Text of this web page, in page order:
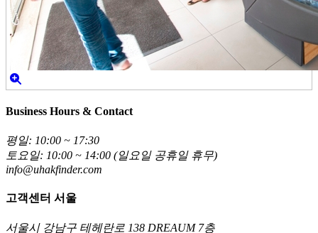
Business Hours & Contact
평일: 10:00 ~ 17:30
토요일: 10:00 ~ 14:00 (일요일 공휴일 휴무)
info@uhakfinder.com
고객센터 서울
서울시 강남구 테헤란로 138 DREAUM 7층